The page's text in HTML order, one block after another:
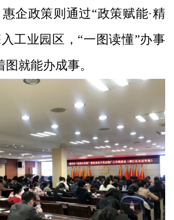
企政策则通过“政策赋能·精
工业园区，“一图读懂”办事
就能办成事。